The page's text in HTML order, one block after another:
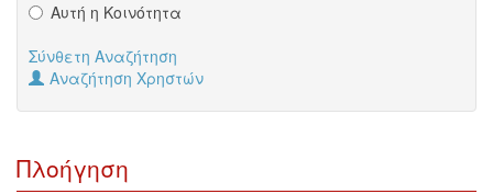
Αυτή η Κοινότητα
Σύνθετη Αναζήτηση
Αναζήτηση Χρηστών
Πλοήγηση